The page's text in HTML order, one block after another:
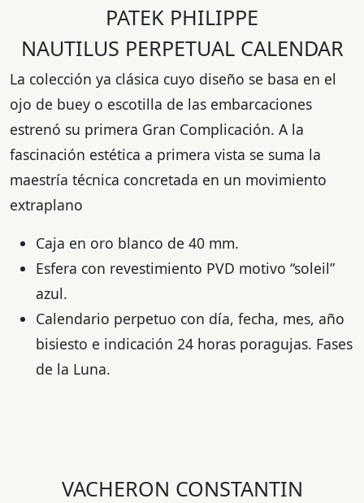
PATEK PHILIPPE
NAUTILUS PERPETUAL CALENDAR
La colección ya clásica cuyo diseño se basa en el
ojo de buey o escotilla de las embarcaciones
estrenó su primera Gran Complicación. A la
fascinación estética a primera vista se suma la
maestría técnica concretada en un movimiento
extraplano
Caja en oro blanco de 40 mm.
Esfera con revestimiento PVD motivo “soleil”
azul.
Calendario perpetuo con día, fecha, mes, año
bisiesto e indicación 24 horas poragujas. Fases
de la Luna.
VACHERON CONSTANTIN